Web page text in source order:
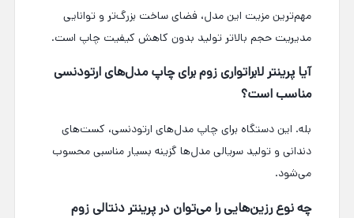
مهم‌ترین مزیت این مدل، فضای ساخت بزرگ‌تر و توانایی
مدیریت حجم بالاتر تولید بدون کاهش کیفیت چاپ است.
آیا پرینتر لابراتواری زوم برای چاپ مدل‌های ارتودنسی
مناسب است؟
بله. این دستگاه برای چاپ مدل‌های ارتودنسی، کست‌های
دندانی و تولید سریالی مدل‌ها گزینه بسیار مناسبی محسوب
می‌شود.
چه نوع رزین‌هایی را می‌توان در پرینتر دنتالی زوم